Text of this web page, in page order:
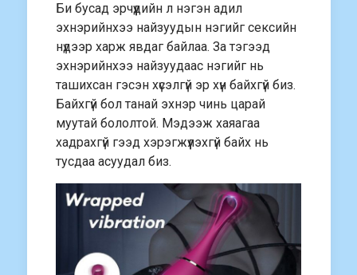
Би бусад эрчүүдийн л нэгэн адил
эхнэрийнхээ найзуудын нэгийг сексийн
нүдээр харж явдаг байлаа. За тэгээд
эхнэрийнхээ найзуудаас нэгийг нь
ташихсан гэсэн хүсэлгүй эр хүн байхгүй биз.
Байхгүй бол танай эхнэр чинь царай
муутай бололтой. Мэдээж хаяагаа
хадрахгүй гээд хэрэгжүүлэхгүй байх нь
тусдаа асуудал биз.